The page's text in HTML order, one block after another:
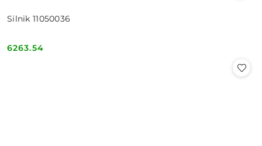
Silnik 11050036
Cena:
6263.54